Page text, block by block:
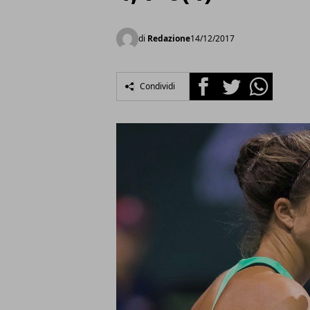
di Redazione14/12/2017
Condividi FacebookTwitterWhatsapp